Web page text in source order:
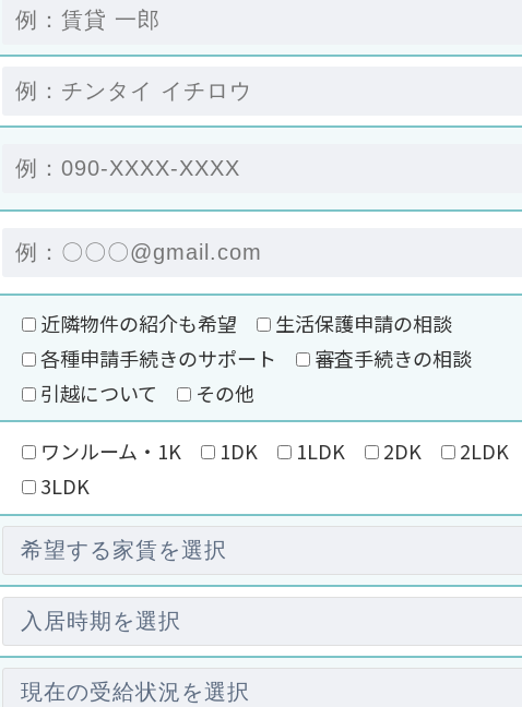
近隣物件の紹介も希望
生活保護申請の相談
各種申請手続きのサポート
審査手続きの相談
引越について
その他
ワンルーム・1K 1DK 1LDK 2DK 2LDK
3LDK